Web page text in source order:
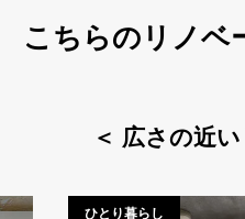
こちらのリノベ
＜ 広さの近
ひとり暮らし